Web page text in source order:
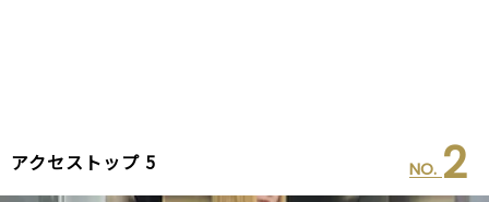
アクセストップ 5 NO. 2